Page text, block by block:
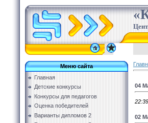
Меню сайта
Главная
Детские конкурсы
Конкурсы для педагогов
Оценка победителей
Варианты дипломов 2
04
22:39
02